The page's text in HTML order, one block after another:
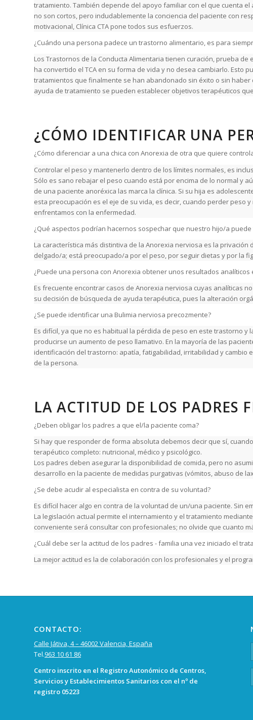
tratamiento. También depende del apoyo familiar con el que cuenta
no son cortos, pero indudablemente la conciencia del paciente con
motivacional, Clínica CTA pone todos sus esfuerzos.
¿Cuándo una persona padece un trastorno alimentario, es para
Los Trastornos de la Conducta Alimentaria tienen curación, prueba de
ha convertido el TCA en su forma de vida y no desea cambiarlo.
tratamientos que finalmente se han abandonado sin éxito o sin haber
ayuda de tratamiento se pueden establecer objetivos terapéuticos
¿CÓMO IDENTIFICAR UNA
¿Cómo diferenciar a una chica con Anorexia de otra que quiere
Controlar el peso y mantenerlo dentro de los límites normales, es
Sólo es sano rebajar el peso cuando está por encima de lo normal y
de una paciente anoréxica las marca la clínica. Si su hija es
esta preocupación es el eje de su vida, es decir, cuando perder peso
enfrentamos con la enfermedad.
¿Qué aspectos podrían hacernos sospechar que nuestro hijo/a
La característica más distintiva de la Anorexia nerviosa es la
delgado/a; está preocupado/a por el peso, por seguir dietas y por la
¿Puede una persona con Anorexia obtener unos resultados
Es frecuente encontrar casos de Anorexia nerviosa cuyas analíticas
su decisión de búsqueda de ayuda terapéutica, pues la alteración
¿Se puede identificar una Bulimia nerviosa precozmente?
Es difícil, ya que no es habitual la pérdida de peso en este trastorno
producirse un aumento de peso llamativo. En la mayoría de las
identificación del trastorno: apatía, fatigabilidad, irritabilidad y
de la persona.
LA ACTITUD DE LOS PADRES
¿Deben obligar los padres a que el/la paciente coma?
Si hay que responder de forma absoluta debemos decir que sí,
terapéutico completo: nutricional, médico y psicológico.
Los padres deben asegurar la disponibilidad de comida, pero no
desarrollo en la paciente de medidas purgativas (vómitos, abuso de
¿Se debe acudir al especialista en contra de su voluntad?
Es difícil hacer algo en contra de la voluntad de un/una paciente. Sin
La legislación actual permite el internamiento y el tratamiento
conveniente será consultar con profesionales; no olvide que cuanto
¿Cuál debe ser la actitud de los padres - familia una vez iniciado el
La mejor actitud es la de colaboración con los profesionales y el
CONTACTO:
Calle Játiva, 4 – 46002 Valencia, España
Tel.963 10 61 86
Centro inscrito en el Registro Autonómico de Centros,
Servicios y Establecimientos Sanitarios con el nº de
registro 05223